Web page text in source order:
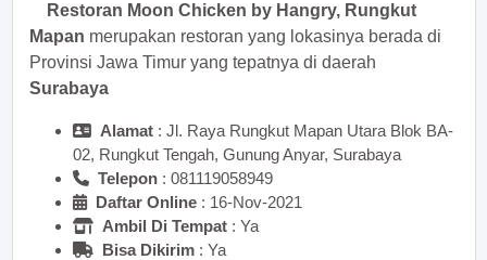
Restoran Moon Chicken by Hangry, Rungkut
Mapan merupakan restoran yang lokasinya berada di
Provinsi Jawa Timur yang tepatnya di daerah
Surabaya
Alamat : Jl. Raya Rungkut Mapan Utara Blok BA-
02, Rungkut Tengah, Gunung Anyar, Surabaya
Telepon :
Daftar Online : 16-Nov-2021
Ambil Di Tempat : Ya
Bisa Dikirim : Ya